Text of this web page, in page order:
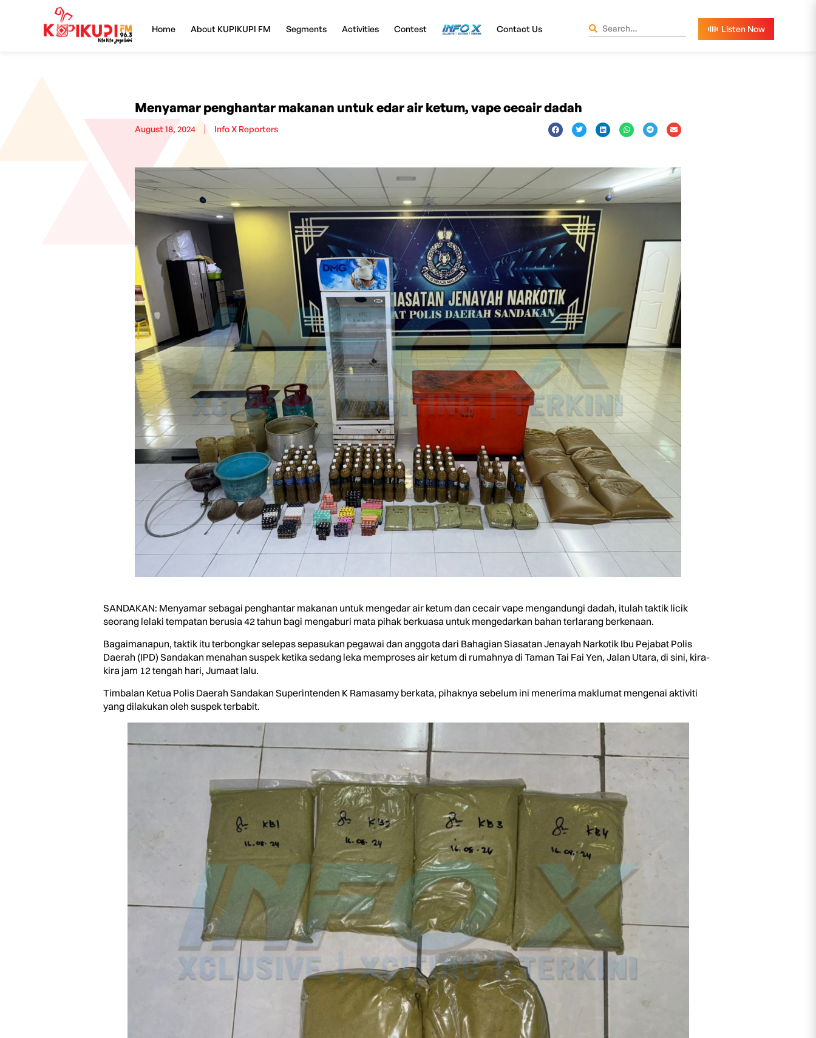
Home About KUPIKUPI FM Segments Activities Contest InfoX Contact Us
Menyamar penghantar makanan untuk edar air ketum, vape cecair dadah
August 18, 2024 Info X Reporters
SANDAKAN: Menyamar sebagai penghantar makanan untuk mengedar air ketum dan cecair vape mengandungi dadah, itulah taktik licik
seorang lelaki tempatan berusia 42 tahun bagi mengaburi mata pihak berkuasa untuk mengedarkan bahan terlarang berkenaan.
Bagaimanapun, taktik itu terbongkar selepas sepasukan pegawai dan anggota dari Bahagian Siasatan Jenayah Narkotik Ibu Pejabat Polis
Daerah (IPD) Sandakan menahan suspek ketika sedang leka memproses air ketum di rumahnya di Taman Tai Fai Yen, Jalan Utara, di sini, kira-
kira jam 12 tengah hari, Jumaat lalu.
Timbalan Ketua Polis Daerah Sandakan Superintenden K Ramasamy berkata, pihaknya sebelum ini menerima maklumat mengenai aktiviti
yang dilakukan oleh suspek terbabit.